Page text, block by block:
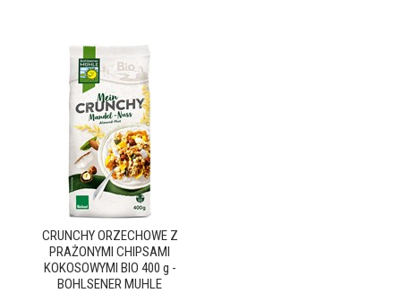
CRUNCHY ORZECHOWE Z
PRAŻONYMI CHIPSAMI
KOKOSOWYMI BIO 400 g -
BOHLSENER MUHLE